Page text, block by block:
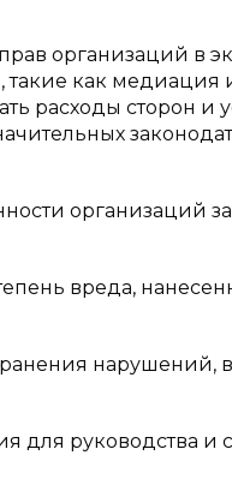
организаций в
как медиация
расходы сторон и
организаций
вреда,
нарушений,
для руководства и